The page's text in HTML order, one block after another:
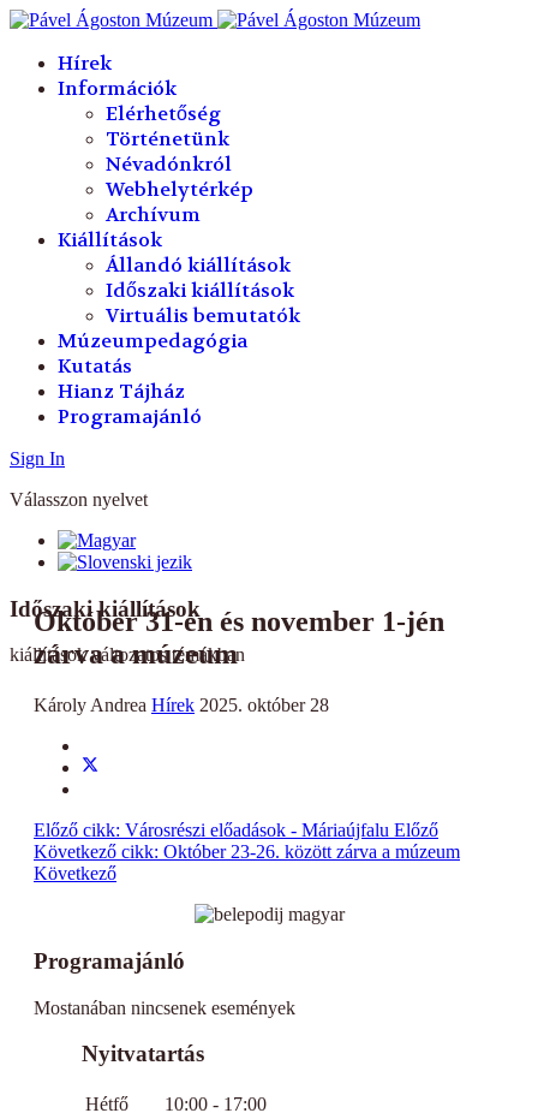
Hírek
Információk
Elérhetőség
Történetünk
Névadónkról
Webhelytérkép
Archívum
Kiállítások
Állandó kiállítások
Időszaki kiállítások
Virtuális bemutatók
Múzeumpedagógia
Kutatás
Hianz Tájház
Programajánló
Sign In
Válasszon nyelvet
Időszaki kiállítások
kiállítások változatos témákban
Október 31-én és november 1-jén
zárva a múzeum
Károly Andrea Hírek 2025. október 28
Előző cikk: Városrészi előadások - Máriaújfalu Előző
Következő cikk: Október 23-26. között zárva a múzeum
Következő
Programajánló
Mostanában nincsenek események
Nyitvatartás
Hétfő
10:00 - 17:00
év
hónap
év
hónap